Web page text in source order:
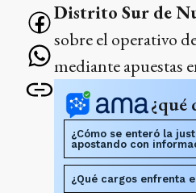
Distrito Sur de
sobre el operativo
mediante apuestas
¿qué
¿Cómo se enteró la
apostando con
¿Qué cargos enfrenta